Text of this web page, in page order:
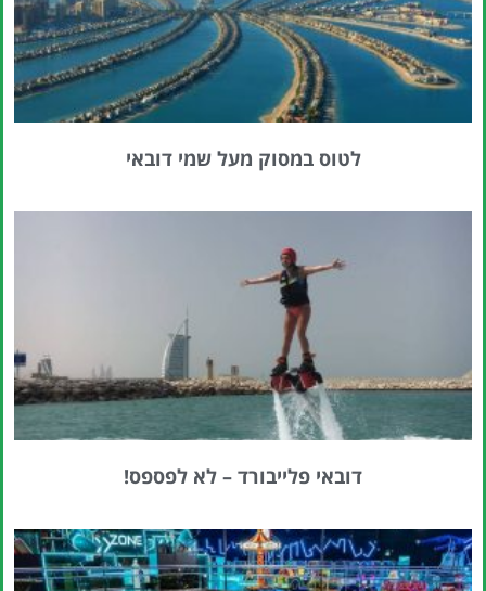
לטוס במסוק מעל שמי דובאי
דובאי פלייבורד – לא לפספס!